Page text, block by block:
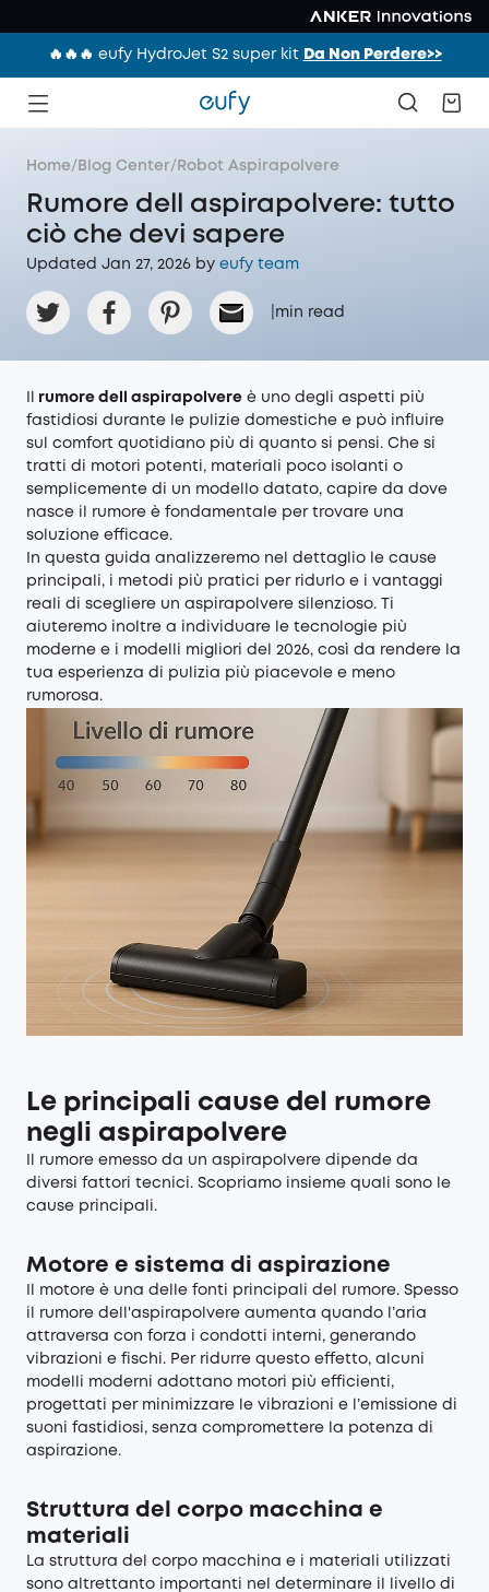
🔥🔥🔥 eufy HydroJet S2 super kit Da Non Perdere>>
Home/ Blog Center/ Robot Aspirapolvere
Rumore dell aspirapolvere: tutto
ciò che devi sapere
Updated Jan 27, 2026 by eufy team
min read
rumore dell aspirapolvere è uno degli aspetti più
fastidiosi durante le pulizie domestiche e può influire
sul comfort quotidiano più di quanto si pensi. Che si
tratti di motori potenti, materiali poco isolanti o
semplicemente di un modello datato, capire da dove
nasce il rumore è fondamentale per trovare una
soluzione efficace.
In questa guida analizzeremo nel dettaglio le cause
principali, i metodi più pratici per ridurlo e i vantaggi
reali di scegliere un aspirapolvere silenzioso. Ti
aiuteremo inoltre a individuare le tecnologie più
moderne e i modelli migliori del 2026, così da rendere la
tua esperienza di pulizia più piacevole e meno
rumorosa.
Le principali cause del rumore
negli aspirapolvere
Il rumore emesso da un aspirapolvere dipende da
diversi fattori tecnici. Scopriamo insieme quali sono le
cause principali.
Motore e sistema di aspirazione
Il motore è una delle fonti principali del rumore. Spesso
il rumore dell'aspirapolvere aumenta quando l’aria
attraversa con forza i condotti interni, generando
vibrazioni e fischi. Per ridurre questo effetto, alcuni
modelli moderni adottano motori più efficienti,
progettati per minimizzare le vibrazioni e l’emissione di
suoni fastidiosi, senza compromettere la potenza di
aspirazione.
Struttura del corpo macchina e
materiali
La struttura del corpo macchina e i materiali utilizzati
sono altrettanto importanti nel determinare il livello di